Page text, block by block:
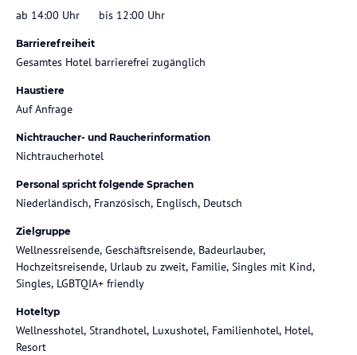
ab 14:00 Uhr bis 12:00 Uhr
Barrierefreiheit
Gesamtes Hotel barrierefrei zugänglich
Haustiere
Auf Anfrage
Nichtraucher- und Raucherinformation
Nichtraucherhotel
Personal spricht folgende Sprachen
Niederländisch, Französisch, Englisch, Deutsch
Zielgruppe
Wellnessreisende, Geschäftsreisende, Badeurlauber,
Hochzeitsreisende, Urlaub zu zweit, Familie, Singles mit Kind,
Singles, LGBTQIA+ friendly
Hoteltyp
Wellnesshotel, Strandhotel, Luxushotel, Familienhotel, Hotel,
Resort